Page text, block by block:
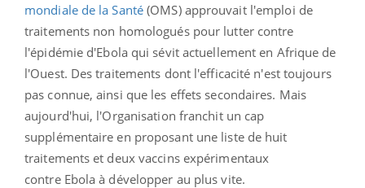
mondiale de la Santé (OMS) approuvait l'emploi de
traitements non homologués pour lutter contre
l'épidémie d'Ebola qui sévit actuellement en Afrique de
l'Ouest. Des traitements dont l'efficacité n'est toujours
pas connue, ainsi que les effets secondaires. Mais
aujourd'hui, l'Organisation franchit un cap
supplémentaire en proposant une liste de huit
traitements et deux vaccins expérimentaux
contre Ebola à développer au plus vite.